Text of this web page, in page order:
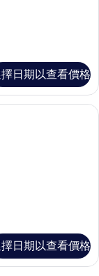
日期以查看價格
內保險箱、書桌、遮光
日期以查看價格